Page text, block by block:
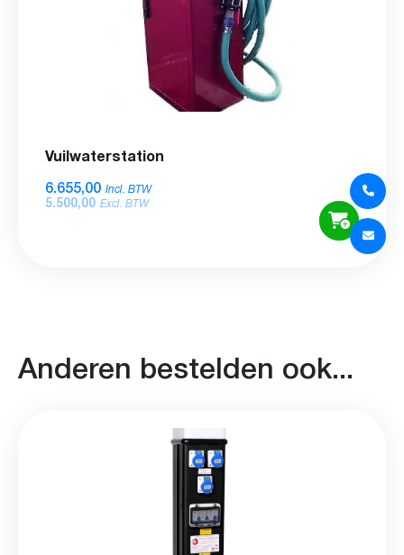
Vuilwaterstation
6.655,00 Incl. BTW
5.500,00 Excl. BTW
Anderen bestelden ook...